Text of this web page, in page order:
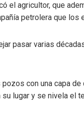
el agricultor, que
petrolera que los
pasar varias
con una capa
lugar y se nivela el